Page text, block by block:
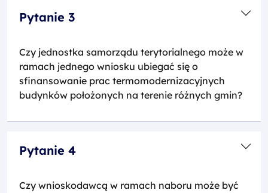
Pytanie 3
Czy jednostka samorządu terytorialnego może w
ramach jednego wniosku ubiegać się o
sfinansowanie prac termomodernizacyjnych
budynków położonych na terenie różnych gmin?
Pytanie 4
Czy wnioskodawcą w ramach naboru może być